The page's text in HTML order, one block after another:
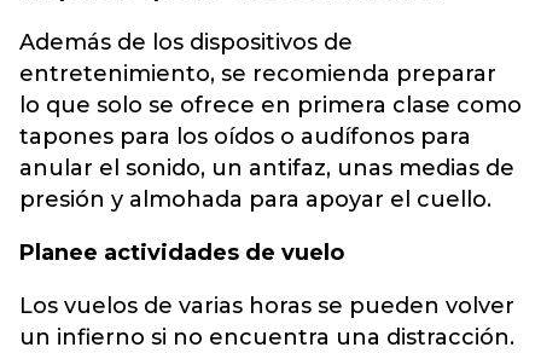
Además de los dispositivos de
entretenimiento, se recomienda preparar
lo que solo se ofrece en primera clase como
tapones para los oídos o audífonos para
anular el sonido, un antifaz, unas medias de
presión y almohada para apoyar el cuello.
Planee actividades de vuelo
Los vuelos de varias horas se pueden volver
un infierno si no encuentra una distracción.